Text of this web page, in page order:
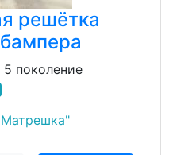
решётка
поколение